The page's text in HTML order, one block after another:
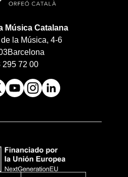
Música Catalana
la Música, 4-6
Barcelona
295 72 00